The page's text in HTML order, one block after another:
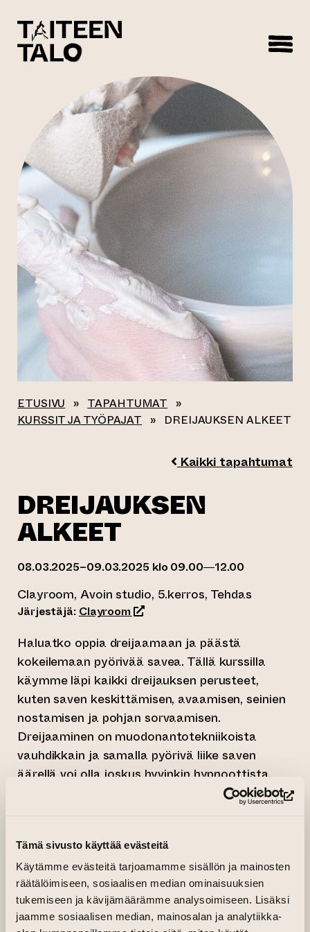
Tämä sivusto käyttää evästeitä
Käytämme evästeitä tarjoamamme sisällön ja mainosten
räätälöimiseen, sosiaalisen median ominaisuuksien
tukemiseen ja kävijämäärämme analysoimiseen. Lisäksi
jaamme sosiaalisen median, mainosalan ja analytiikka-
ETUSIVU » TAPAHTUMAT »
KURSSIT JA TYÖPAJAT » DREIJAUKSEN ALKEET
Kaikki tapahtumat
DREIJAUKSEN
ALKEET
08.03.2025–09.03.2025 klo 09.00—12.00
Clayroom, Avoin studio, 5.kerros, Tehdas
Järjestäjä: Clayroom (siirtyy toiseen verkkopalveluun)
Haluatko oppia dreijaamaan ja päästä
kokeilemaan pyörivää savea. Tällä kurssilla
käymme läpi kaikki dreijauksen perusteet,
kuten saven keskittämisen, avaamisen, seinien
nostamisen ja pohjan sorvaamisen.
Dreijaaminen on muodonantotekniikoista
vauhdikkain ja samalla pyörivä liike saven
äärellä voi olla joskus hyvinkin hypnoottista.
Aloittelijoille kurssi tarjoaa rauhallisen ja
kannustavan tilan oppia dreijauksen perusteet
alusta asti. Kokeneemmille kurssi antaa
mahdollisuuden kehittää taitojaan ja syventyä
haastavampiin muotoihin ja tekniikoihin. Tule
kokeilemaan dreijausta tai viemään taitosi
uudelle tasolle!